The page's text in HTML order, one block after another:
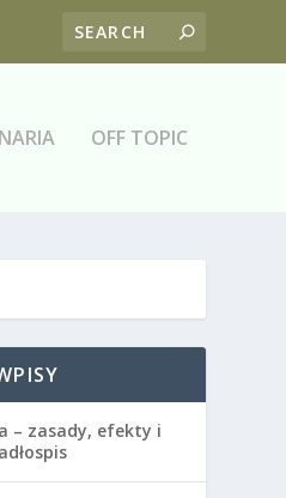
OFF TOPIC
– zasady, efekty i